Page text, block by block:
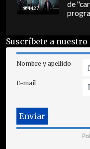
4427
de
Suscríbete a
Nombre y apellido
E-mail